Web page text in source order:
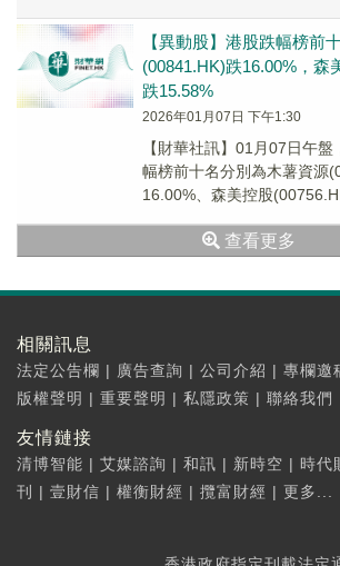
【異動股】港股跌幅榜前
(00841.HK)跌16.00%，森
跌15.58%
2026年01月07日 下午1:30
【財華社訊】01月07日午
幅榜前十名分別為木薯資源
16.00%、森美控股
查看更多
相關訊息
法定公告欄 | 廣告查詢 | 公司介紹 | 專欄邀
版權聲明 | 重要聲明 | 私隱政策 | 聯絡我們
友情鏈接
清博智能 | 艾媒諮詢 | 和訊 | 新時空 | 時代
刊
| 壹財信 | 權衡財經 | 攬富財經 | 更多...